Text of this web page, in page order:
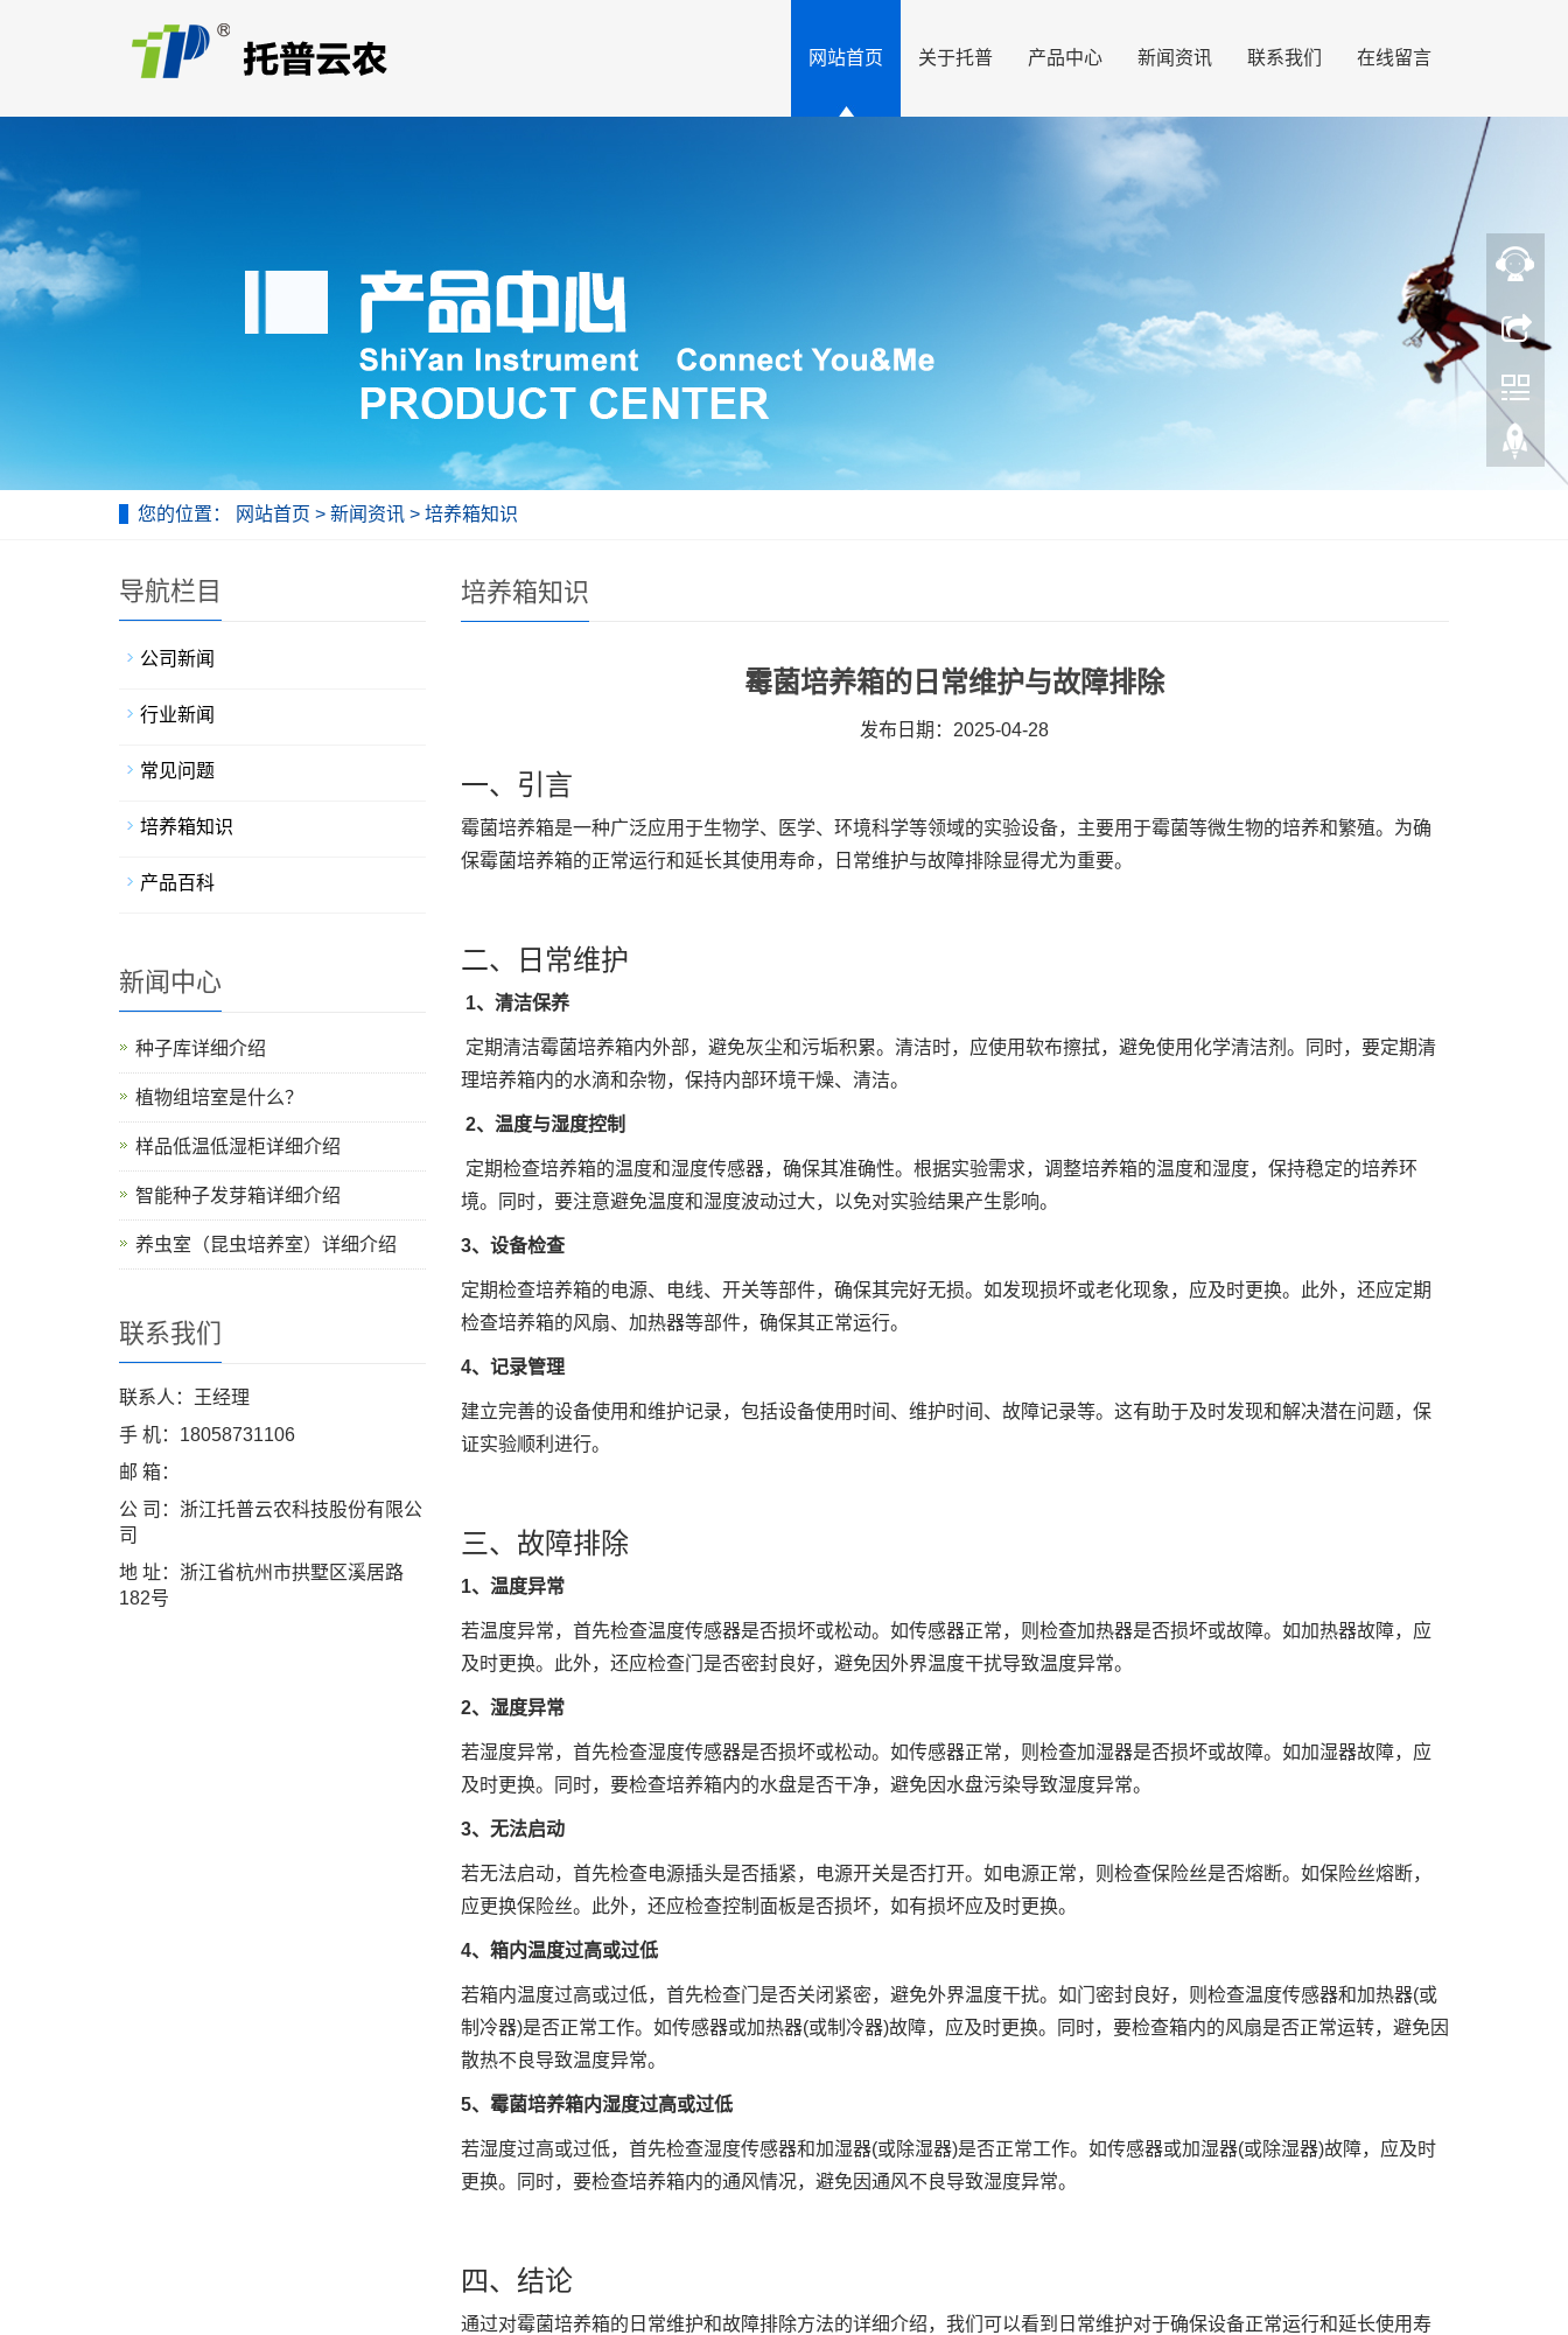
网站首页 关于托普 产品中心 新闻资讯 联系我们 在线留言
您的位置： 网站首页 > 新闻资讯 > 培养箱知识
培养箱知识
霉菌培养箱的日常维护与故障排除
发布日期：2025-04-28
一、引言
霉菌培养箱是一种广泛应用于生物学、医学、环境科学等领域的实验设备，主要用于霉菌等微生物的培养和繁殖。为确
保霉菌培养箱的正常运行和延长其使用寿命，日常维护与故障排除显得尤为重要。
二、日常维护
1、清洁保养
定期清洁霉菌培养箱内外部，避免灰尘和污垢积累。清洁时，应使用软布擦拭，避免使用化学清洁剂。同时，要定期清
理培养箱内的水滴和杂物，保持内部环境干燥、清洁。
2、温度与湿度控制
定期检查培养箱的温度和湿度传感器，确保其准确性。根据实验需求，调整培养箱的温度和湿度，保持稳定的培养环
境。同时，要注意避免温度和湿度波动过大，以免对实验结果产生影响。
3、设备检查
定期检查培养箱的电源、电线、开关等部件，确保其完好无损。如发现损坏或老化现象，应及时更换。此外，还应定期
检查培养箱的风扇、加热器等部件，确保其正常运行。
4、记录管理
建立完善的设备使用和维护记录，包括设备使用时间、维护时间、故障记录等。这有助于及时发现和解决潜在问题，保
证实验顺利进行。
三、故障排除
1、温度异常
若温度异常，首先检查温度传感器是否损坏或松动。如传感器正常，则检查加热器是否损坏或故障。如加热器故障，应
及时更换。此外，还应检查门是否密封良好，避免因外界温度干扰导致温度异常。
2、湿度异常
若湿度异常，首先检查湿度传感器是否损坏或松动。如传感器正常，则检查加湿器是否损坏或故障。如加湿器故障，应
及时更换。同时，要检查培养箱内的水盘是否干净，避免因水盘污染导致湿度异常。
3、无法启动
若无法启动，首先检查电源插头是否插紧，电源开关是否打开。如电源正常，则检查保险丝是否熔断。如保险丝熔断，
应更换保险丝。此外，还应检查控制面板是否损坏，如有损坏应及时更换。
4、箱内温度过高或过低
若箱内温度过高或过低，首先检查门是否关闭紧密，避免外界温度干扰。如门密封良好，则检查温度传感器和加热器(或
制冷器)是否正常工作。如传感器或加热器(或制冷器)故障，应及时更换。同时，要检查箱内的风扇是否正常运转，避免因
散热不良导致温度异常。
5、霉菌培养箱内湿度过高或过低
若湿度过高或过低，首先检查湿度传感器和加湿器(或除湿器)是否正常工作。如传感器或加湿器(或除湿器)故障，应及时
更换。同时，要检查培养箱内的通风情况，避免因通风不良导致湿度异常。
四、结论
通过对霉菌培养箱的日常维护和故障排除方法的详细介绍，我们可以看到日常维护对于确保设备正常运行和延长使用寿
导航栏目
公司新闻
行业新闻
常见问题
培养箱知识
产品百科
新闻中心
种子库详细介绍
植物组培室是什么？
样品低温低湿柜详细介绍
智能种子发芽箱详细介绍
养虫室（昆虫培养室）详细介绍
联系我们
联系人：王经理
手 机：18058731106
邮 箱：
公 司：浙江托普云农科技股份有限公
司
地 址：浙江省杭州市拱墅区溪居路
182号